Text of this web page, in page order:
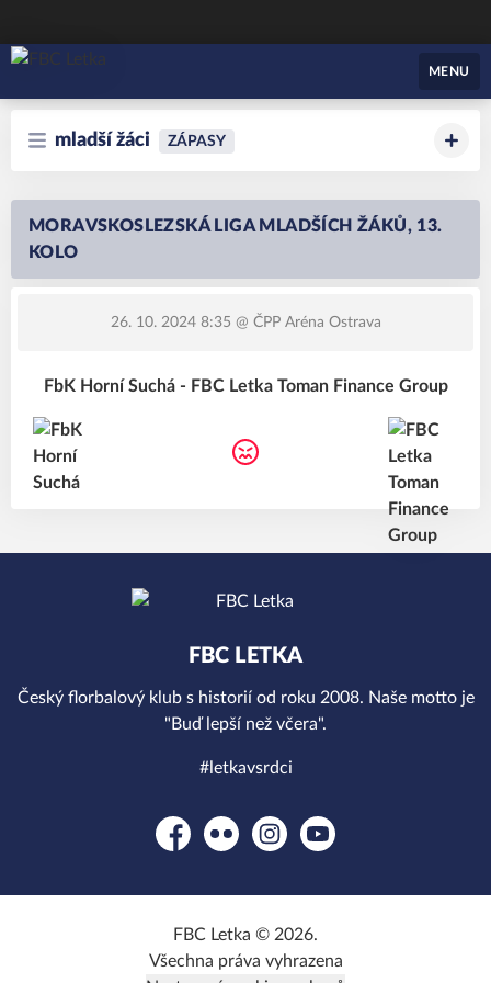
FBC Letka
MENU
mladší žáci ZÁPASY
MORAVSKOSLEZSKÁ LIGA MLADŠÍCH ŽÁKŮ, 13.
KOLO
26. 10. 2024 8:35 @ ČPP Aréna Ostrava
FbK Horní Suchá - FBC Letka Toman Finance Group
FBC LETKA
Český florbalový klub s historií od roku 2008. Naše motto je
"Buď lepší než včera".
#letkavsrdci
FacebookFlickr InstagramYouTube
FBC Letka © 2026.
Všechna práva vyhrazena